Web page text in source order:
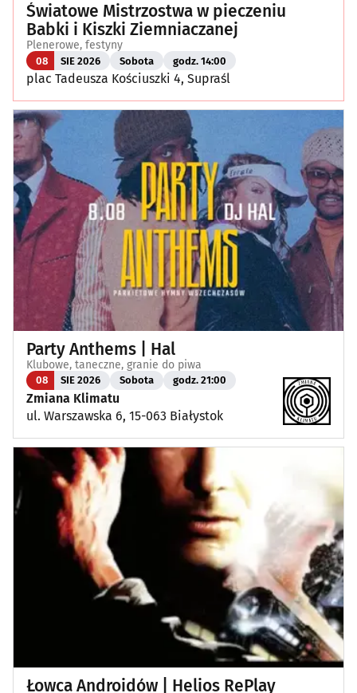
Światowe Mistrzostwa w pieczeniu
Babki i Kiszki Ziemniaczanej
Plenerowe, festyny
08 SIE 2026 Sobota godz. 14:00
plac Tadeusza Kościuszki 4, Supraśl
Party Anthems | Hal
Klubowe, taneczne, granie do piwa
08 SIE 2026 Sobota godz. 21:00
Zmiana Klimatu
ul. Warszawska 6, 15-063 Białystok
Łowca Androidów | Helios RePlay